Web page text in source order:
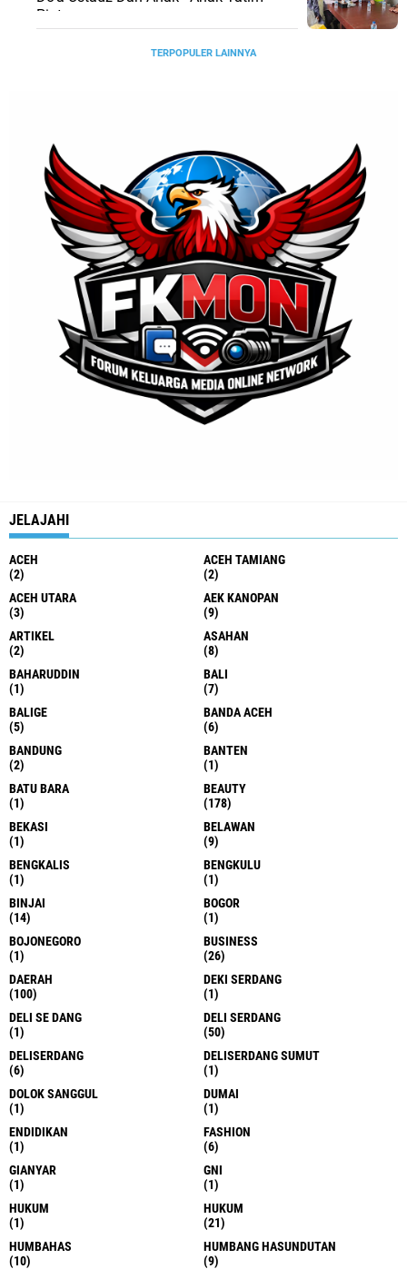
Piatu
TERPOPULER LAINNYA
JELAJAHI
ACEH
(2)
ACEH TAMIANG
(2)
ACEH UTARA
(3)
AEK KANOPAN
(9)
ARTIKEL
(2)
ASAHAN
(8)
BAHARUDDIN
(1)
BALI
(7)
BALIGE
(5)
BANDA ACEH
(6)
BANDUNG
(2)
BANTEN
(1)
BATU BARA
(1)
BEAUTY
(178)
BEKASI
(1)
BELAWAN
(9)
BENGKALIS
(1)
BENGKULU
(1)
BINJAI
(14)
BOGOR
(1)
BOJONEGORO
(1)
BUSINESS
(26)
DAERAH
(100)
DEKI SERDANG
(1)
DELI SE DANG
(1)
DELI SERDANG
(50)
DELISERDANG
(6)
DELISERDANG SUMUT
(1)
DOLOK SANGGUL
(1)
DUMAI
(1)
ENDIDIKAN
(1)
FASHION
(6)
GIANYAR
(1)
GNI
(1)
HUKUM
(1)
HUKUM
(21)
HUMBAHAS
(10)
HUMBANG HASUNDUTAN
(9)